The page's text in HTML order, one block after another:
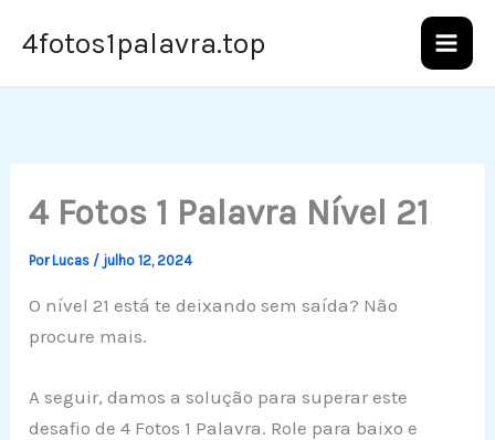
para4fotos1palavra.top
4 Fotos 1 Palavra Nível 21
PorLucas / julho 12, 2024
O nível 21 está te deixando sem saída? Não
procure mais.
A seguir, damos a solução para superar este
desafio de 4 Fotos 1 Palavra. Role para baixo e